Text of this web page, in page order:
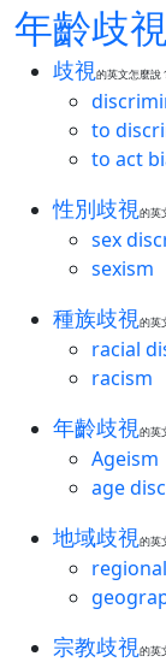
年齡歧
歧視的英文怎麼說
to
to act
性別歧視的英
sex
sexism
種族歧視的英
racial
racism
年齡歧視的英
Ageism
age
地域歧視的英
宗教歧視的英